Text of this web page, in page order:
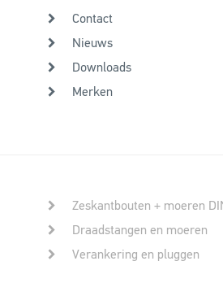
Contact
Nieuws
Downloads
Merken
Zeskantbouten + moeren
Draadstangen en moeren
Verankering en pluggen